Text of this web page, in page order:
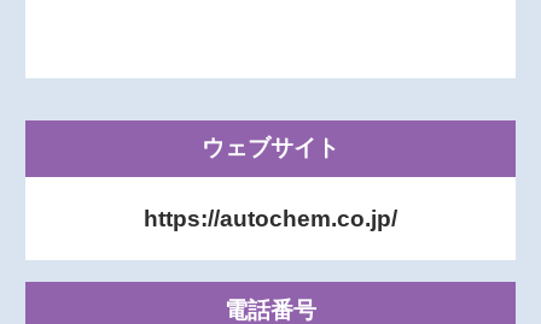
ウェブサイト
https://autochem.co.jp/
電話番号